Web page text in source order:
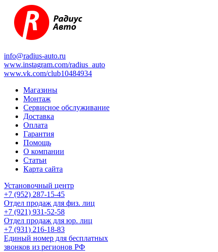
info@radius-auto.ru
www.instagram.com/radius_auto
www.vk.com/club10484934
Магазины
Монтаж
Сервисное обслуживание
Доставка
Оплата
Гарантия
Помощь
О компании
Статьи
Карта сайта
Установочный центр
+7 (952) 287-15-45
Отдел продаж для физ. лиц
+7 (921) 931-52-58
Отдел продаж для юр. лиц
+7 (931) 216-18-83
Единый номер для бесплатных
звонков из регионов РФ